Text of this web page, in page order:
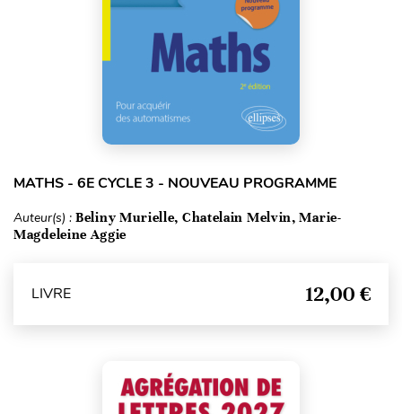
MATHS - 6E CYCLE 3 - NOUVEAU PROGRAMME
Auteur(s) : Beliny Murielle, Chatelain Melvin, Marie-
Magdeleine Aggie
LIVRE 12,00 €